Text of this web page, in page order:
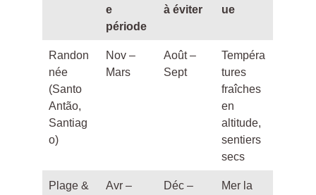
e
période
à éviter
ue
Randon
née
(Santo
Antão,
Santiag
o)
Nov –
Mars
Août –
Sept
Tempéra
tures
fraîches
en
altitude,
sentiers
secs
Plage &
Avr –
Déc –
Mer la